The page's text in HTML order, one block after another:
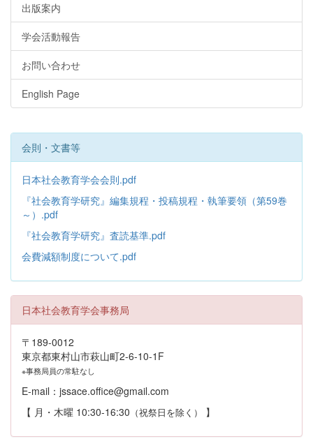
出版案内
学会活動報告
お問い合わせ
English Page
会則・文書等
日本社会教育学会会則.pdf
『社会教育学研究』編集規程・投稿規程・執筆要領（第59巻
～）.pdf
『社会教育学研究』査読基準.pdf
会費減額制度について.pdf
日本社会教育学会事務局
〒189-0012
東京都東村山市萩山町2-6-10-1F
※事務局員の常駐なし
E-mail：jssace.office@gmail.com
【 月・木曜 10:30-16:30 （祝祭日を除く） 】